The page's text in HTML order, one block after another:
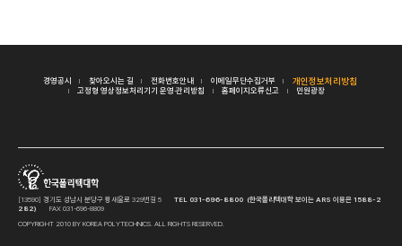
경영공시 찾아오시는 길 전화번호안내 이메일무단수집거부 개인정보처리방침
고정형 영상정보처리기기 운영·관리방침 홈페이지오류신고 민원광장
[13590] 경기도 성남시 분당구 황새울로 329번길 5 TEL 031-696-8800 (한국폴리텍대학 보이는 ARS 이용은 1588-2
282)
FAX 031-696-8809
COPYRIGHT 2010 BY KOREA POLYTECHNICS. ALL RIGHTS RESERVED.